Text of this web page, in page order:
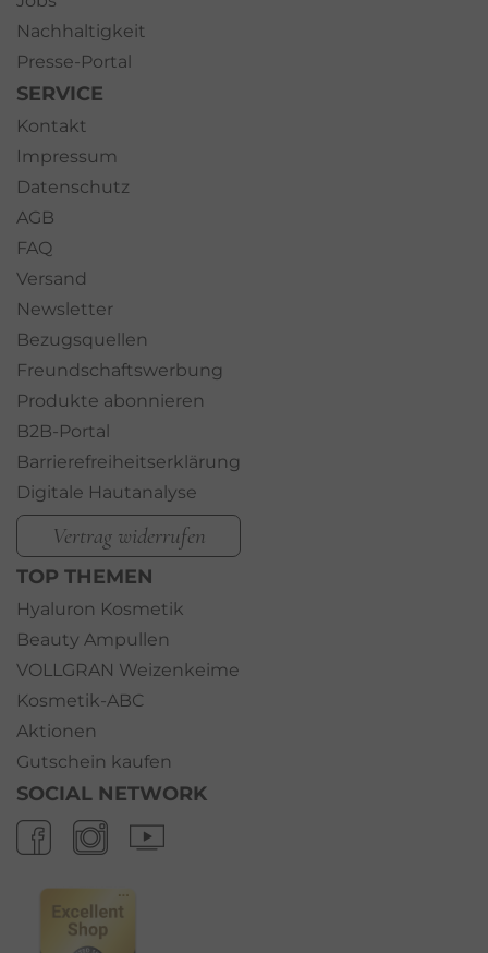
Nachhaltigkeit
Presse-Portal
SERVICE
Kontakt
Impressum
Datenschutz
AGB
FAQ
Versand
Newsletter
Bezugsquellen
Freundschaftswerbung
Produkte abonnieren
B2B-Portal
Barrierefreiheitserklärung
Digitale Hautanalyse
Vertrag widerrufen
TOP THEMEN
Hyaluron Kosmetik
Beauty Ampullen
VOLLGRAN Weizenkeime
Kosmetik-ABC
Aktionen
Gutschein kaufen
SOCIAL NETWORK